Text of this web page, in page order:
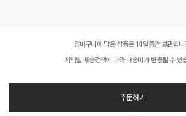
장바구니에 담은 상품은 14일동안 보관됩니
지역별 배송정책에 따라 배송비가 변동될 수 있
주문하기